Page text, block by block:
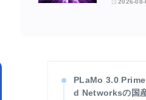
2026-08-
PLaMo 3.0
d Networksの国